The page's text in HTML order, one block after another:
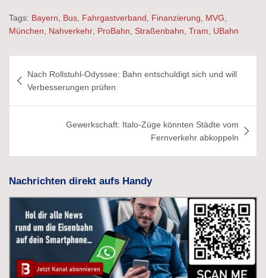
Tags: Bayern Bus Fahrgastverband Finanzierung MVG
München
Nahverkehr ProBahn Straßenbahn Tram UBahn
Nach Rollstuhl-Odyssee: Bahn entschuldigt sich und will
Verbesserungen prüfen
Gewerkschaft: Italo-Züge könnten Städte vom
Fernverkehr abkoppeln
Nachrichten direkt aufs Handy